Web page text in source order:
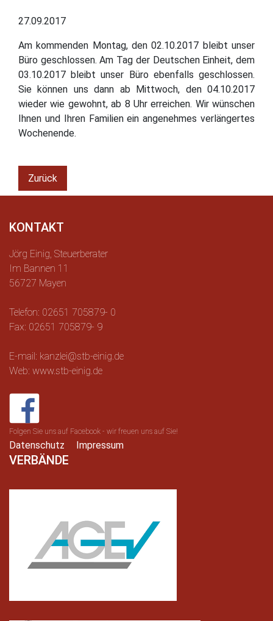
27.09.2017
Am kommenden Montag, den 02.10.2017 bleibt unser
Büro geschlossen. Am Tag der Deutschen Einheit, dem
03.10.2017 bleibt unser Büro ebenfalls geschlossen.
Sie können uns dann ab Mittwoch, den 04.10.2017
wieder wie gewohnt, ab 8 Uhr erreichen. Wir wünschen
Ihnen und Ihren Familien ein angenehmes verlängertes
Wochenende.
Zurück
KONTAKT
Jörg Einig, Steuerberater
Im Bannen 11
56727 Mayen
Telefon: 02651 705879- 0
Fax: 02651 705879- 9
E-mail: kanzlei@stb-einig.de
Web: www.stb-einig.de
Folgen Sie uns auf Facebook - wir freuen uns auf Sie!
Datenschutz Impressum
VERBÄNDE